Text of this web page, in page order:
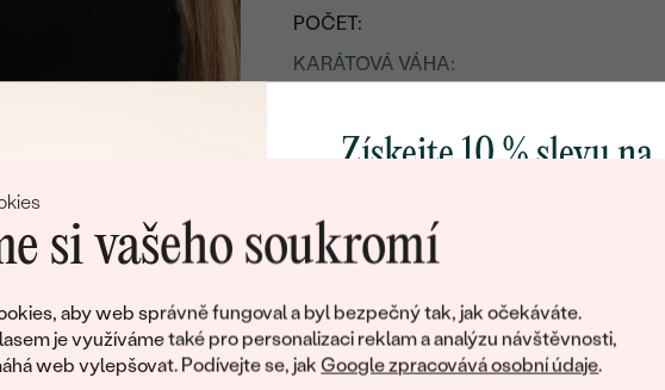
si vašeho soukromí
aby web správně fungoval a byl bezpečný tak, jak očekáváte.
je využíváme také pro personalizaci reklam a analýzu návštěvnosti,
web vylepšovat. Podívejte se, jakGoogle zpracovává osobní údaje.
POČET:
KARÁTOVÁ VÁHA:
ČISTOTA:
TVAR
PŮVOD:
Získejte 10 % slevu na
poctivě vyráběných šperků Eppi.
Jako dárek na přivítání vám obratem
zašleme slevový kód na váš první